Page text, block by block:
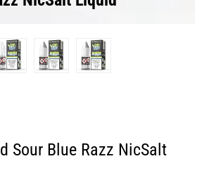
Sour Blue Razz NicSalt